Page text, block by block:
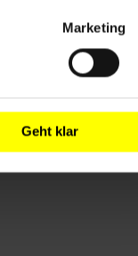
Marketing
Geht klar